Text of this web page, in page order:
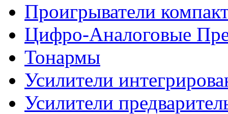
Проигрыватели
Цифро-Аналоговые
Тонармы
Усилители
Усилители